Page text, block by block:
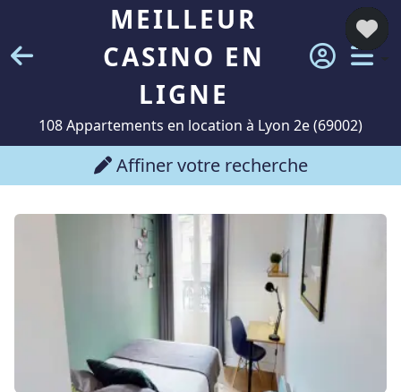
MEILLEUR
CASINO EN
LIGNE
108 Appartements en location à Lyon 2e (69002)
Affiner votre recherche